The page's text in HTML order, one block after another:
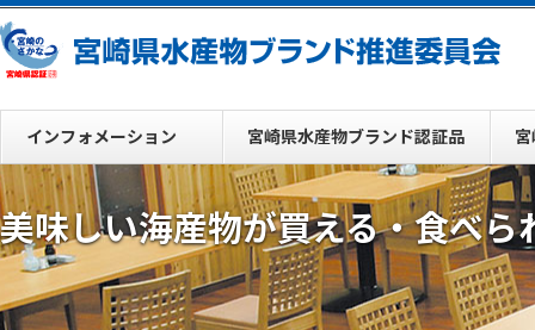
インフォメーション 宮崎県水産物ブランド認証品
美味しい海産物が買える・食べら